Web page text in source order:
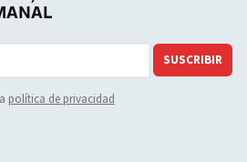
SUSCRIBIR
política de privacidad